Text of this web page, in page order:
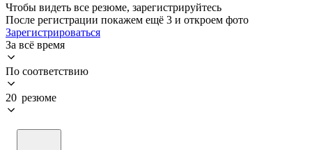
Чтобы видеть все резюме, зарегистрируйтесь
После регистрации покажем ещё 3 и откроем фото
Зарегистрироваться
За всё время
По соответствию
20 резюме